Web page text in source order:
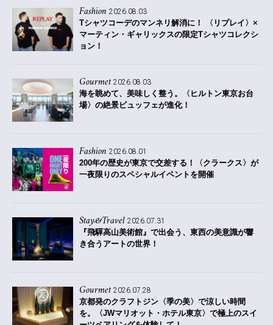
Fashion 2026.08.03
Tシャツコーデのマンネリ解消に！ 〈リプレイ〉×
マーティン・ギャリックスの限定Tシャツコレクシ
ョン！
Gourmet 2026.08.03
海を眺めて、美味しく整う。〈ヒルトン東京お台
場〉の絶景ビュッフェが進化！
Fashion 2026.08.01
200年の歴史が東京で交差する！〈クラークス〉が
一夜限りのスペシャルイベントを開催
Stay&Travel 2026.07.31
『飛驒高山美術館』で出会う、東西の美意識が響
き合うアートの世界！
Gourmet 2026.07.28
京都発のクラフトジン〈季の美〉で涼しい時間
を。〈JWマリオット・ホテル東京〉で極上のスイ